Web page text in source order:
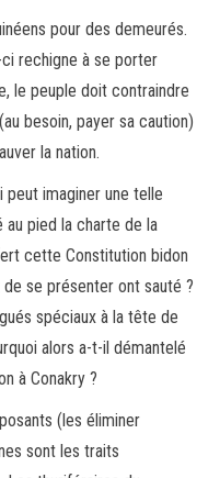
pour des demeurés.
rechigne à se porter
le peuple doit contraindre
besoin, payer sa caution)
la nation.
peut imaginer une telle
pied la charte de la
cette Constitution bidon
se présenter ont sauté ?
spéciaux à la tête de
alors a-t-il démantelé
à Conakry ?
(les éliminer
sont les traits